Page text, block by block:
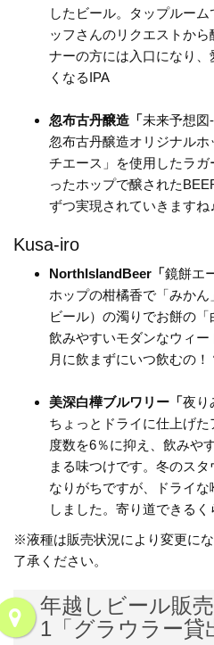
したビール。タップルー
ッフさんのリクエストか
ナーの方には入口になり
くなるIPA
忽布古丹醸造「未来予想図-
忽布古丹醸造オリジナル
チエース」を使用したラ
ったホップで醸された
ずつ実現されていきますね
Kusa-iro
NorthIslandBeer「鏡餅エ
ホップの柑橘香で「みか
ビール）の濁りでお餅の
飲みやすいモダンなウィ
月に飲まずにいつ飲むの！
美深白樺ブルワリー「夜り
ちょっとドライに仕上げた
度数を6％に抑え、飲みや
まる味つけです。冬のス
なりがちですが、ドライ
しました。寄り道できるく
※液種は販売状況により変更に
了承ください。
年越しビール販
1「グラウラー貸